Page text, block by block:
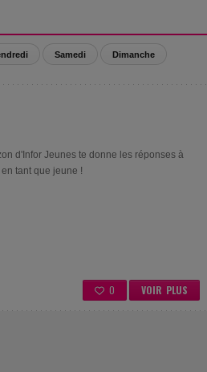
Samedi Dimanche
d'Infor Jeunes te donne les réponses à
tant que jeune !
VOIR PLUS
0